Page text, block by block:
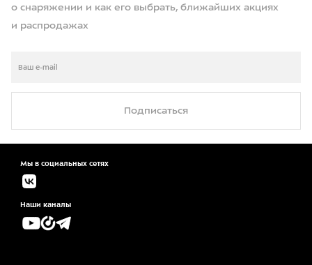
о снаряжении и как его выбрать, ближайших акциях
и распродажах
Подписаться
Мы в социальных сетях
Наши каналы